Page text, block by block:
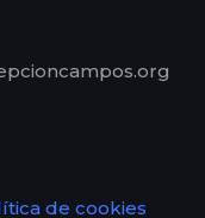
de cookies